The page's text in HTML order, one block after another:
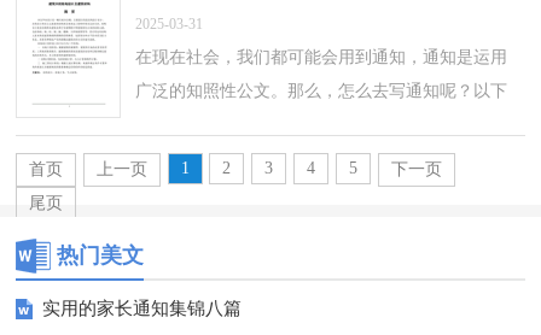
2025-03-31
在现在社会，我们都可能会用到通知，通知是运用
广泛的知照性公文。那么，怎么去写通知呢？以下
大家能够喜欢。幼儿园通知 篇1各位家长朋...
首页 上一页 1 2 3 4 5
下一页
尾页
热门美文
实用的家长通知集锦八篇